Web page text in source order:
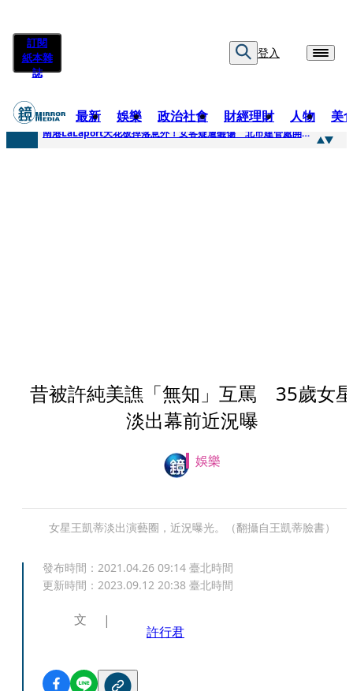
訂閱
紙本雜
誌
登入
最新 娛樂 政治社會 財經理財 人物 美
快訊
南港LaLaport天花板掉落意外！女客疑遭砸傷 北市建管處開罰30萬
昔被許純美譙「無知」互罵 35歲女
淡出幕前近況曝
娛樂
女星王凱蒂淡出演藝圈，近況曝光。（翻攝自王凱蒂臉書）
發布時間： 2021.04.26 09:14 臺北時間
更新時間： 2023.09.12 20:38 臺北時間
文
許行君